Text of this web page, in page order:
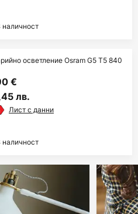
наличност
осветление Osram G5 T5 840
€
лв.
Лист с данни
наличност